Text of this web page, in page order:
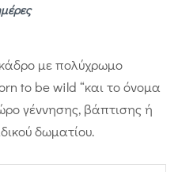
με πολύχρωμο
to be wild “και το όνομα
γέννησης, βάπτισης ή
δωματίου.